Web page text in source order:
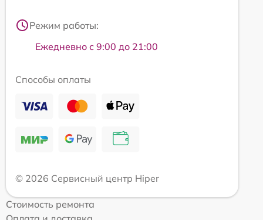
Режим работы:
Ежедневно с 9:00 до 21:00
Способы оплаты
© 2026 Сервисный центр Hiper
Стоимость ремонта